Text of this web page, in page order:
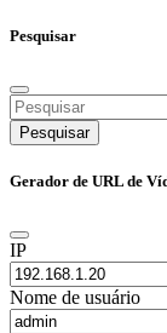
Pesquisar
Pesquisar
Gerador de URL de
IP
Nome de usuário